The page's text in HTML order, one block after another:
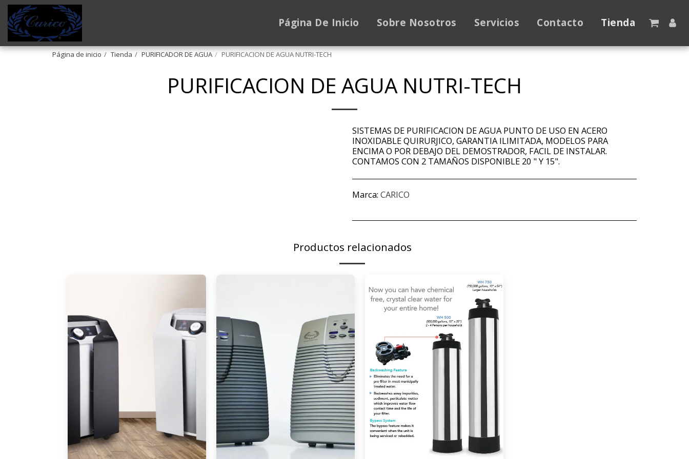
Página De Inicio Sobre Nosotros Servicios Contacto Tienda
Página de inicio Tienda PURIFICADOR DE AGUA PURIFICACION DE AGUA NUTRI-TECH
PURIFICACION DE AGUA NUTRI-TECH
SISTEMAS DE PURIFICACION DE AGUA PUNTO DE USO EN ACERO
INOXIDABLE QUIRURJICO, GARANTIA ILIMITADA, MODELOS PARA
ENCIMA O POR DEBAJO DEL DEMOSTRADOR, FACIL DE INSTALAR.
CONTAMOS CON 2 TAMAÑOS DISPONIBLE 20 " Y 15".
Marca: CARICO
Productos relacionados